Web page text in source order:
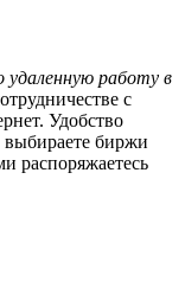
удаленную работу в
с
Удобство
выбираете биржи
распоряжаетесь